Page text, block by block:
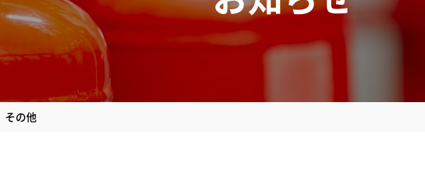
栓
消防機関へ通報する火災報知設備
ガス漏れ火災警報設備
その他